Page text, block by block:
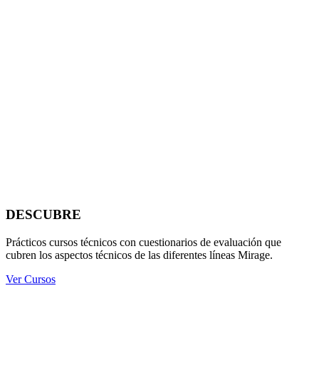
DESCUBRE
Prácticos cursos técnicos con cuestionarios de evaluación que
cubren los aspectos técnicos de las diferentes líneas Mirage.
Ver Cursos